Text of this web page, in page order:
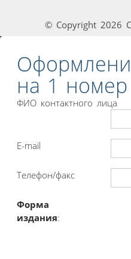
© Copyright 2026
на 1 номер
ФИО контактного лица
E-mail
Телефон/факс
Форма
издания: